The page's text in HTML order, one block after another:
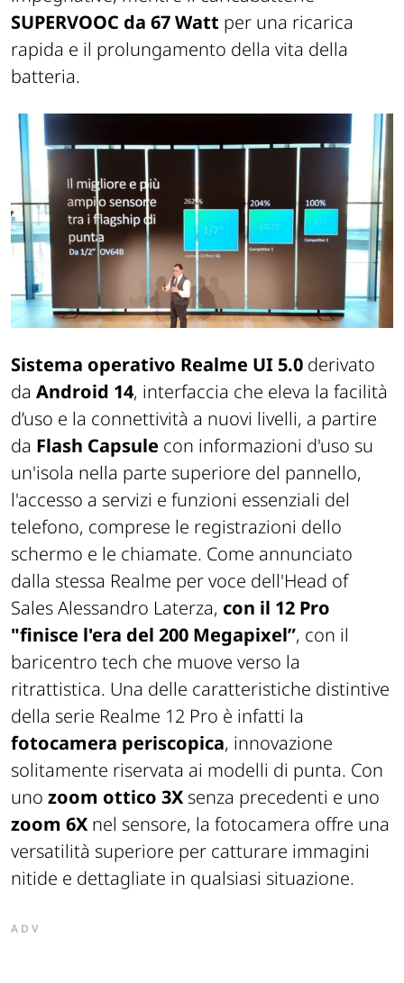
SUPERVOOC da 67 Watt per una ricarica
rapida e il prolungamento della vita della
batteria.
Sistema operativo Realme UI 5.0 derivato
da Android 14, interfaccia che eleva la facilità
d’uso e la connettività a nuovi livelli, a partire
da Flash Capsule con informazioni d'uso su
un'isola nella parte superiore del pannello,
l'accesso a servizi e funzioni essenziali del
telefono, comprese le registrazioni dello
schermo e le chiamate. Come annunciato
dalla stessa Realme per voce dell'Head of
Sales Alessandro Laterza, con il 12 Pro
"finisce l'era del 200 Megapixel”, con il
baricentro tech che muove verso la
ritrattistica. Una delle caratteristiche distintive
della serie Realme 12 Pro è infatti la
fotocamera periscopica, innovazione
solitamente riservata ai modelli di punta. Con
uno zoom ottico 3X senza precedenti e uno
zoom 6X nel sensore, la fotocamera offre una
versatilità superiore per catturare immagini
nitide e dettagliate in qualsiasi situazione.
ADV